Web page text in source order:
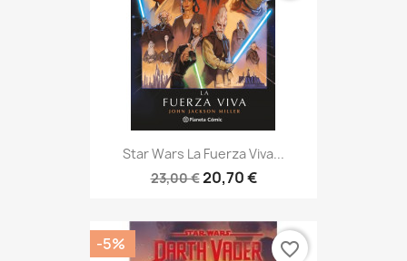
Star Wars La Fuerza Viva...
23,00 €20,70 €
-5% favorite_border